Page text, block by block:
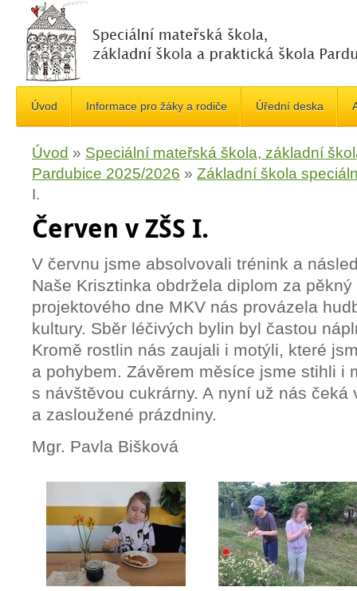
Úvod Informace pro žáky a rodiče Úřední deska
Úvod » Speciální mateřská škola, základní
Pardubice 2025/2026 » Základní škola
I.
Červen v ZŠS I.
V červnu jsme absolvovali trénink a
Naše Krisztinka obdržela diplom za
projektového dne MKV nás provázela
kultury. Sběr léčivých bylin byl častou
Kromě rostlin nás zaujali i motýli, které
a pohybem. Závěrem měsíce jsme stihli i
s návštěvou cukrárny. A nyní už nás čeká
a zasloužené prázdniny.
Mgr. Pavla Bišková